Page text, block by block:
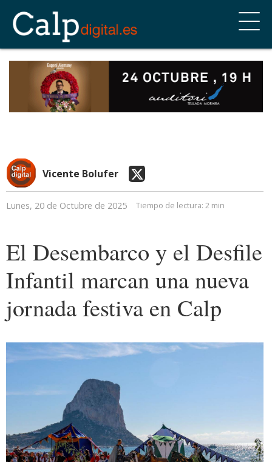
Vicente Bolufer
Lunes, 20 de Octubre de 2025 Tiempo de lectura: 2 min
El Desembarco y el Desfile
Infantil marcan una nueva
jornada festiva en Calp